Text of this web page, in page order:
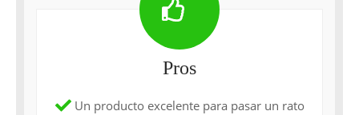
Pros
Un producto excelente para pasar un rato